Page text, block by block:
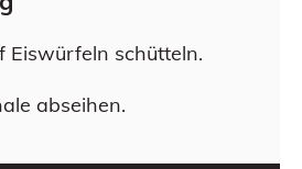
Eiswürfeln schütteln.
abseihen.